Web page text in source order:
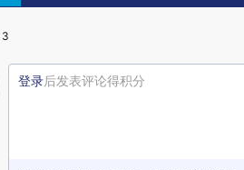
3
登录后发表评论得积分